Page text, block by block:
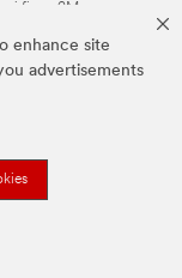
enhance site
advertisements
firmy 3M.